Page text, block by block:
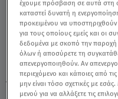
TAGS: ΣΚΟΡΠΙΟΣ
έχουμε πρόσβαση σε αυτά στη
καταστεί δυνατή η
προκειμένου να
για τους οποίους εμείς και οι
δεδομένα με σκοπό την
όλων ή αποσύρετε τη
απενεργοποιηθούν. Αν
περιεχόμενο και κάποιες από
μην είναι τόσο σχετικές με
μενού για να αλλάξετε τις